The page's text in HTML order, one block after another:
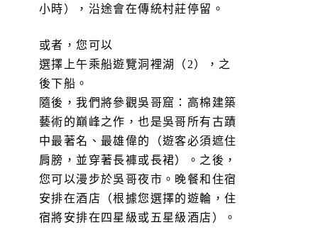
小時），沿途會在傳統村莊停留。
或者，您可以
選擇上午乘船遊覽洞裡湖（2），之
後下船。
隨後，我們將參觀吳哥窟：高棉建築
藝術的巔峰之作，也是吳哥所有古蹟
中最著名、最雄偉的（遊客必須遮住
肩膀，並穿著長褲或長裙）。之後，
您可以漫步於吳哥夜市。晚餐和住宿
安排在酒店（根據您選擇的遊輪，住
宿將安排在四星級或五星級酒店）。